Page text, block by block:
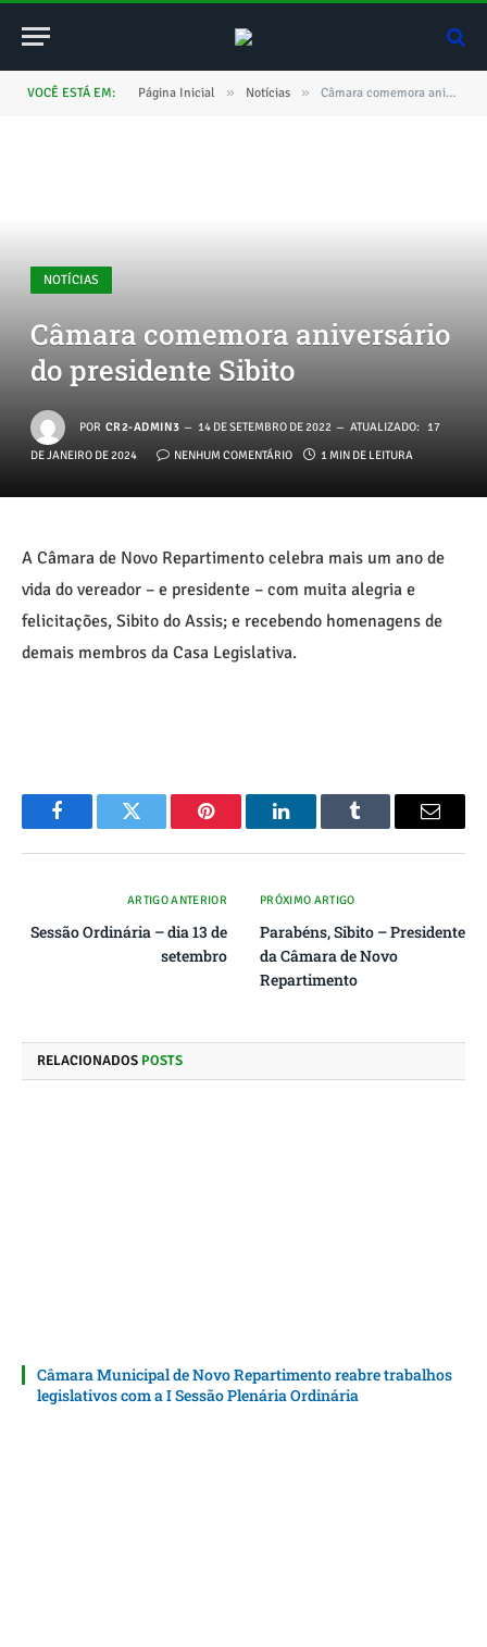
VOCÊ ESTÁ EM: Página Inicial » Notícias » Câmara comemora aniversário do presidente Sibito
NOTÍCIAS
Câmara comemora aniversário
do presidente Sibito
POR CR2-ADMIN3 14 DE SETEMBRO DE 2022 ATUALIZADO: 17
DE JANEIRO DE 2024 NENHUM COMENTÁRIO 1 MIN DE LEITURA
A Câmara de Novo Repartimento celebra mais um ano de
vida do vereador – e presidente – com muita alegria e
felicitações, Sibito do Assis; e recebendo homenagens de
demais membros da Casa Legislativa.
FacebookTwitter Pinterest O
Tumblr
E-
ARTIGO ANTERIOR
Sessão Ordinária – dia 13 de
setembro
PRÓXIMO ARTIGO
Parabéns, Sibito – Presidente
da Câmara de Novo
Repartimento
RELACIONADOS POSTS
Câmara Municipal de Novo Repartimento reabre trabalhos
legislativos com a I Sessão Plenária Ordinária